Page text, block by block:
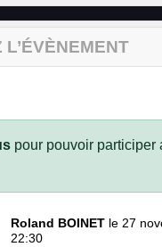
pour pouvoir participer
Roland BOINET le 27
22:30